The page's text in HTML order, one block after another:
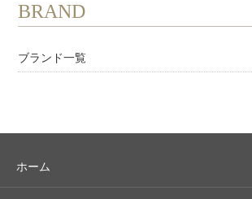
BRAND
ブランド一覧
ホーム